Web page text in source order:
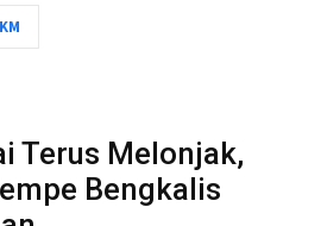
Terus Melonjak,
Bengkalis